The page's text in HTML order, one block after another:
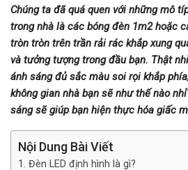
Chúng ta đã quá quen với những mô
trong nhà là các bóng đèn 1m2 hoặc
tròn tròn trên trần rải rác khắp xung
và tưởng tượng trong đầu bạn. Thật
ánh sáng đủ sắc màu soi rọi khắp
không gian nhà bạn sẽ như thế nào
sáng sẽ giúp bạn hiện thực hóa giấc
Nội Dung Bài Viết
Đèn LED định hình là gì?